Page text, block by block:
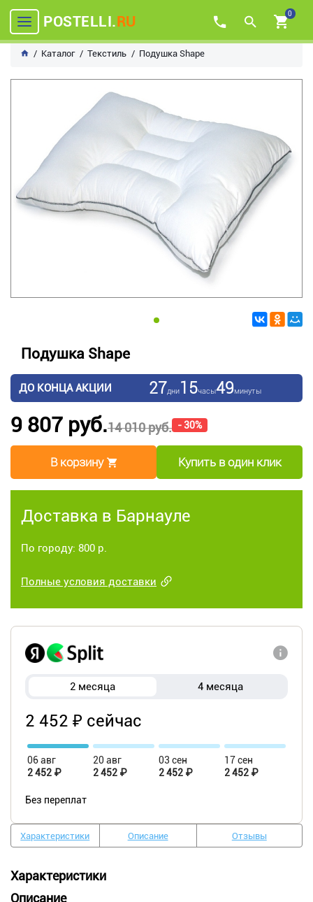
POSTELLI.RU 0
Каталог Текстиль Подушка Shape
Подушка Shape
ДО КОНЦА АКЦИИ 27дни15часы49минуты
14 010 руб. - 30%
9 807 руб.
В корзину Купить в один клик
Доставка в Барнауле
По городу: 800 р.
Полные условия доставки
2 месяца 4 месяца
2 452 ₽ сейчас
06 авг
2 452 ₽
20 авг
2 452 ₽
03 сен
2 452 ₽
17 сен
2 452 ₽
Без переплат
Характеристики Описание Отзывы
Характеристики
Описание